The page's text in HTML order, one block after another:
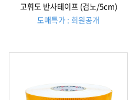
고휘도 반사테이프 (검노/5cm)
도매특가 : 회원공개